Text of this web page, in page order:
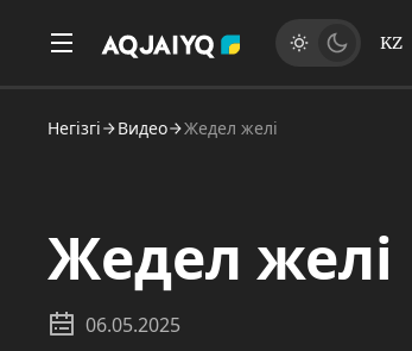
KZ
Негізгі Видео Жедел желі
Жедел желі
06.05.2025